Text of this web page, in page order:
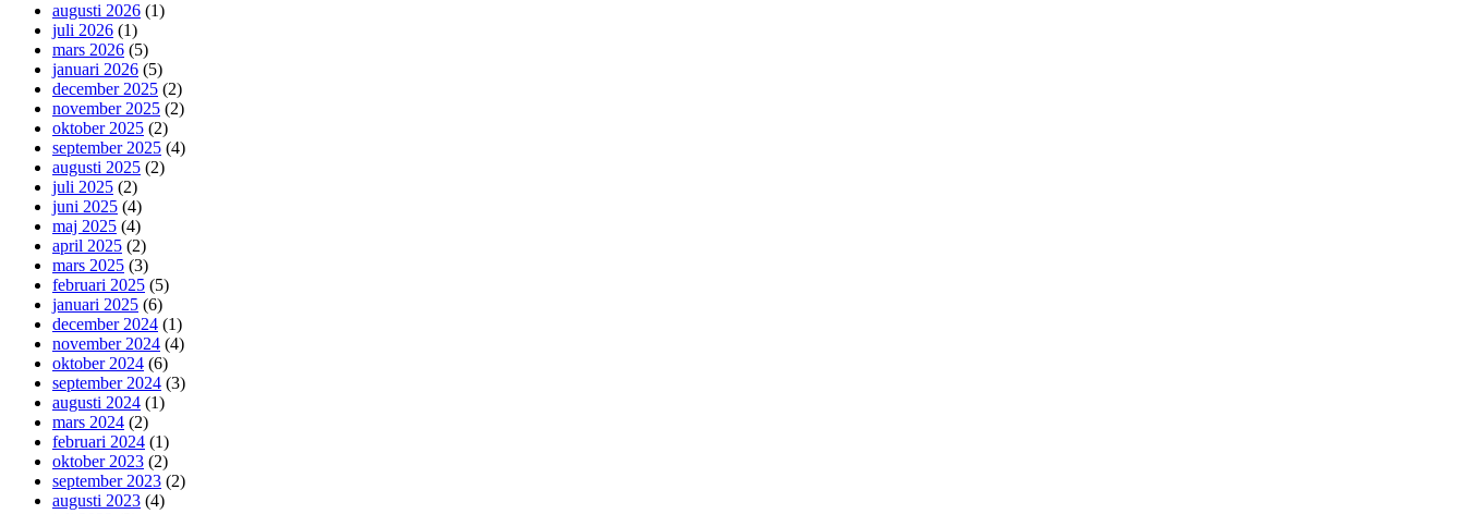
augusti 2026 (1)
juli 2026 (1)
mars 2026 (5)
januari 2026 (5)
december 2025 (2)
november 2025 (2)
oktober 2025 (2)
september 2025 (4)
augusti 2025 (2)
juli 2025 (2)
juni 2025 (4)
maj 2025 (4)
april 2025 (2)
mars 2025 (3)
februari 2025 (5)
januari 2025 (6)
december 2024 (1)
november 2024 (4)
oktober 2024 (6)
september 2024 (3)
augusti 2024 (1)
mars 2024 (2)
februari 2024 (1)
oktober 2023 (2)
september 2023 (2)
augusti 2023 (4)